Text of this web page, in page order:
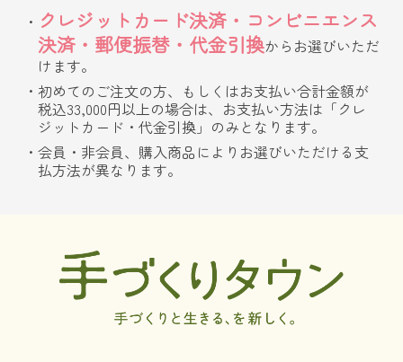
クレジットカード決済・コンビニエンス
決済・郵便振替・代金引換からお選びいただ
けます。
初めてのご注文の方、もしくはお支払い合計金額が
税込33,000円以上の場合は、お支払い方法は「クレ
ジットカード・代金引換」のみとなります。
会員・非会員、購入商品によりお選びいただける支
払方法が異なります。